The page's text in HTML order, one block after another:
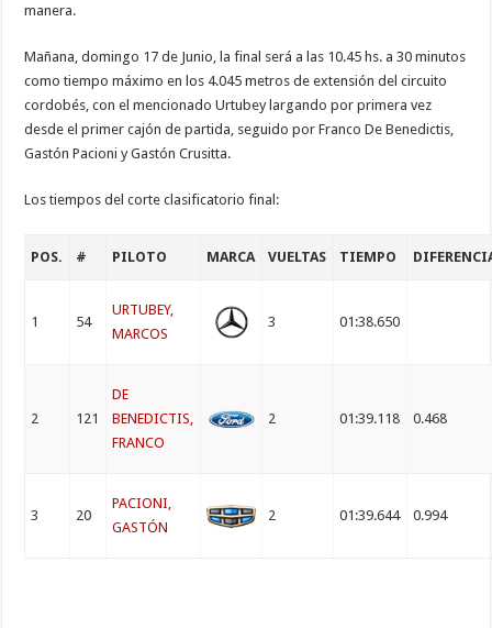
manera.
Mañana, domingo 17 de Junio, la final será a las 10.45 hs. a 30 minutos
como tiempo máximo en los 4.045 metros de extensión del circuito
cordobés, con el mencionado Urtubey largando por primera vez
desde el primer cajón de partida, seguido por Franco De Benedictis,
Gastón Pacioni y Gastón Crusitta.
Los tiempos del corte clasificatorio final:
POS. # PILOTO MARCA VUELTAS TIEMPO
1 54
URTUBEY,
MARCOS
3 01:38.650
2 121
DE
BENEDICTIS,
FRANCO
2 01:39.118 0.468
3 20
PACIONI,
GASTÓN
2 01:39.644 0.994